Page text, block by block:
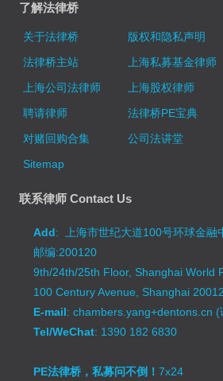
了解法律桥
关于法律桥 版权和隐私声明
法律桥主站
上海私募基金律师
上海公司法律师
上海股权律师
聘请律师
法律桥PE宝典
对赌回购合集
公司法讲堂
Sitemap
联系律师 Contact Us
Add: 上海市世纪大道100号环球金融
邮编:200120
9th/24th/25th Floor, Shanghai World
100 Century Avenue, Shanghai
E-mail: chambers.yang+dentons.cn (
Tel/WeChat: 1390 182 6830
PE法律桥，私募问不倒！7x24